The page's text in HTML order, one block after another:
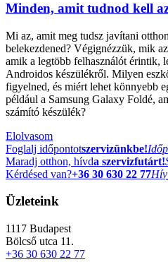
Minden, amit tudnod kell
Mi az, amit meg tudsz javítani
belekezdened? Végignézzük, mik
amik a legtöbb felhasználót érintik,
Androidos készülékről. Milyen
figyelned, és miért lehet könnyebb
például a Samsung Galaxy Foldé,
számító készülék?
Elolvasom
Foglalj időpontotszervizünkbe!
Maradj otthon, hívda szervizfutárt!
Kérdésed van?+36 30 630 22 77
Üzleteink
1117 Budapest
Bölcső utca 11.
+36 30 630 22 77